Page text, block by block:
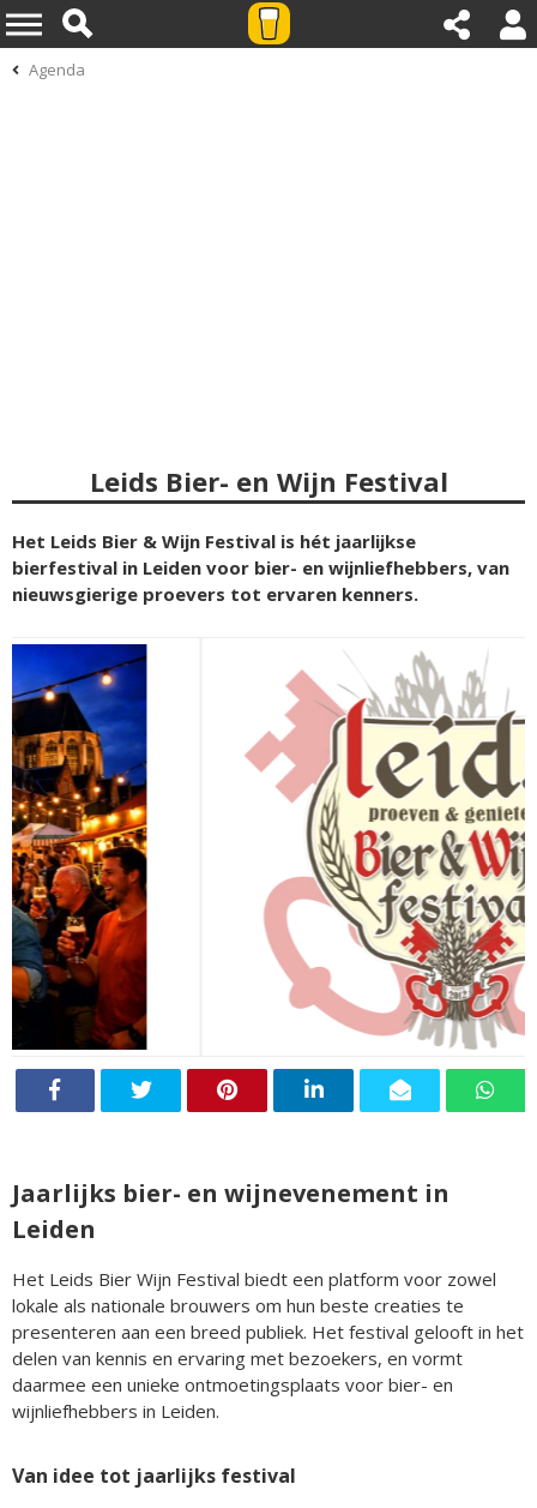
Agenda
Leids Bier- en Wijn Festival
Het Leids Bier & Wijn Festival is hét jaarlijkse
bierfestival in Leiden voor bier- en wijnliefhebbers, van
nieuwsgierige proevers tot ervaren kenners.
Jaarlijks bier- en wijnevenement in
Leiden
Het Leids Bier Wijn Festival biedt een platform voor zowel
lokale als nationale brouwers om hun beste creaties te
presenteren aan een breed publiek. Het festival gelooft in het
delen van kennis en ervaring met bezoekers, en vormt
daarmee een unieke ontmoetingsplaats voor bier- en
wijnliefhebbers in Leiden.
Van idee tot jaarlijks festival